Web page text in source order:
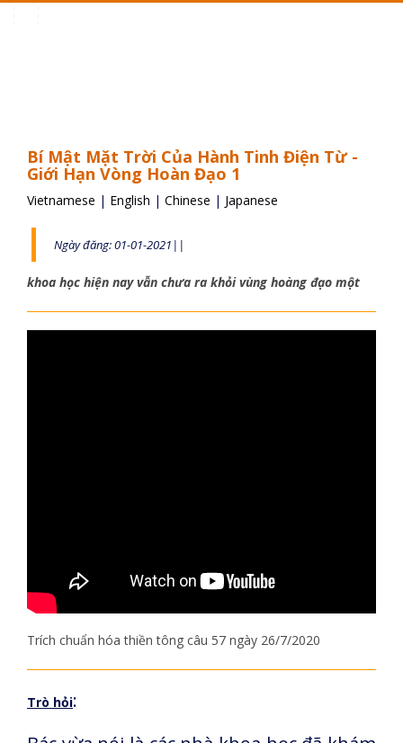
Bí Mật Mặt Trời Của Hành Tinh Điện Từ -
Giới Hạn Vòng Hoàn Đạo 1
Vietnamese | English | Chinese | Japanese
Ngày đăng: 01-01-2021||
khoa học hiện nay vẫn chưa ra khỏi vùng hoàng đạo một
Trích chuẩn hóa thiền tông câu 57 ngày 26/7/2020
Trò hỏi: